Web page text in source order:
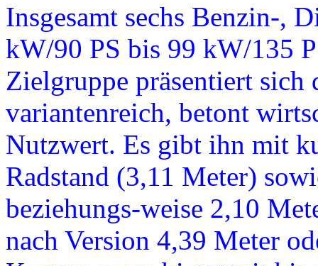
Insgesamt sechs Benzin-,
kW/90 PS bis 99 kW/135
Zielgruppe präsentiert sich
variantenreich, betont
Nutzwert. Es gibt ihn mit
Radstand (3,11 Meter)
beziehungs-weise 2,10
nach Version 4,39 Meter